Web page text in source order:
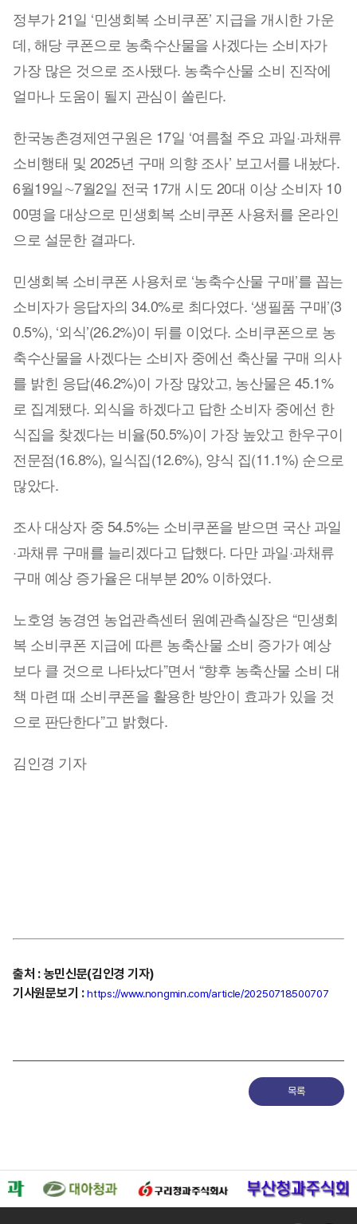
정부가 21일 ‘민생회복 소비쿠폰’ 지급을 개시한 가운
데, 해당 쿠폰으로 농축수산물을 사겠다는 소비자가
가장 많은 것으로 조사됐다. 농축수산물 소비 진작에
얼마나 도움이 될지 관심이 쏠린다.
한국농촌경제연구원은 17일 ‘여름철 주요 과일·과채류
소비행태 및 2025년 구매 의향 조사’ 보고서를 내놨다.
6월19일∼7월2일 전국 17개 시도 20대 이상 소비자 10
00명을 대상으로 민생회복 소비쿠폰 사용처를 온라인
으로 설문한 결과다.
민생회복 소비쿠폰 사용처로 ‘농축수산물 구매’를 꼽는
소비자가 응답자의 34.0%로 최다였다. ‘생필품 구매’(3
0.5%), ‘외식’(26.2%)이 뒤를 이었다. 소비쿠폰으로 농
축수산물을 사겠다는 소비자 중에선 축산물 구매 의사
를 밝힌 응답(46.2%)이 가장 많았고, 농산물은 45.1%
로 집계됐다. 외식을 하겠다고 답한 소비자 중에선 한
식집을 찾겠다는 비율(50.5%)이 가장 높았고 한우구이
전문점(16.8%), 일식집(12.6%), 양식 집(11.1%) 순으로
많았다.
조사 대상자 중 54.5%는 소비쿠폰을 받으면 국산 과일
·과채류 구매를 늘리겠다고 답했다. 다만 과일·과채류
구매 예상 증가율은 대부분 20% 이하였다.
노호영 농경연 농업관측센터 원예관측실장은 “민생회
복 소비쿠폰 지급에 따른 농축산물 소비 증가가 예상
보다 클 것으로 나타났다”면서 “향후 농축산물 소비 대
책 마련 때 소비쿠폰을 활용한 방안이 효과가 있을 것
으로 판단한다”고 밝혔다.
김인경 기자
출처 : 농민신문(김인경 기자)
기사원문보기 :https://www.nongmin.com/article/20250718500707
목록